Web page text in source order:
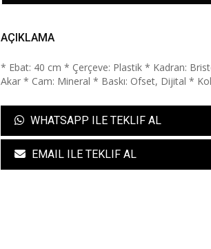
AÇIKLAMA
* Ebat: 40 cm * Çerçeve: Plastik * Kadran:
Akar * Cam: Mineral * Baskı: Ofset, Dijital *
WHATSAPP ILE TEKLIF AL
EMAIL ILE TEKLIF AL